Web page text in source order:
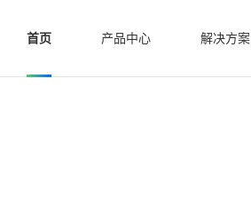
首页 产品中心 解决方案